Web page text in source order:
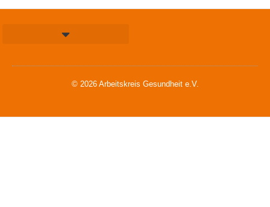
© 2026 Arbeitskreis Gesundheit e.V.